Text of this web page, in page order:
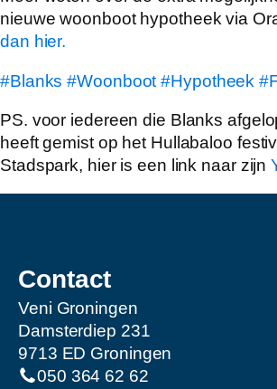
nieuwe woonboot hypotheek via
dan hier.
#Blanks #Woonboot #Hypotheek
PS. voor iedereen die Blanks
heeft gemist op het Hullabaloo
Stadspark, hier is een link naar zijn
Contact
Veni Groningen
Damsterdiep 231
9713 ED Groningen
050 364 62 62